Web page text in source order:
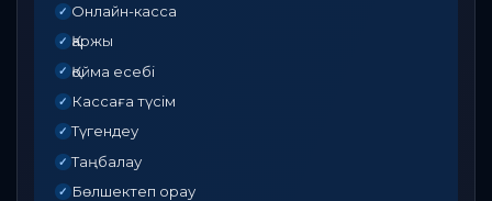
✓ Онлайн-касса
✓ Қызметтер мен прайс-листті икемді басқару
✓ Клиенттерді жазу (онлайн/офлайн)
✓ Жұмыс күнтізбесі / кесте
✓ Персонал мен графиктерді басқару
✓ Тапсырыстарды автоматты бөлу
✓ CRM — клиент тарихы, бару, бонустар,